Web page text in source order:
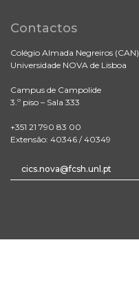
Contactos
Colégio Almada Negreiros (CAN)
Universidade NOVA de Lisboa
Campus de Campolide
3.º piso – Sala 333
+351 21 790 83 00
Extensão: 40346 / 40349
cics.nova@fcsh.unl.pt